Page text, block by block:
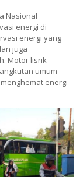
Nasional
energi di
energi yang
juga
Motor lisrik
umum
energi